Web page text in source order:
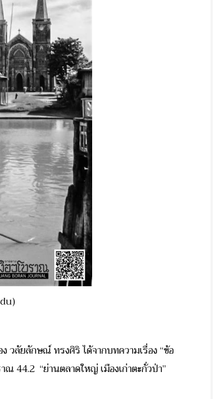
วลัยลักษณ์ ทรงศิริ ได้จากบทความเรื่อง “ข้อ
44.2 “ย่านตลาดใหญ่ เมืองเก่าตะกั่วป่า”